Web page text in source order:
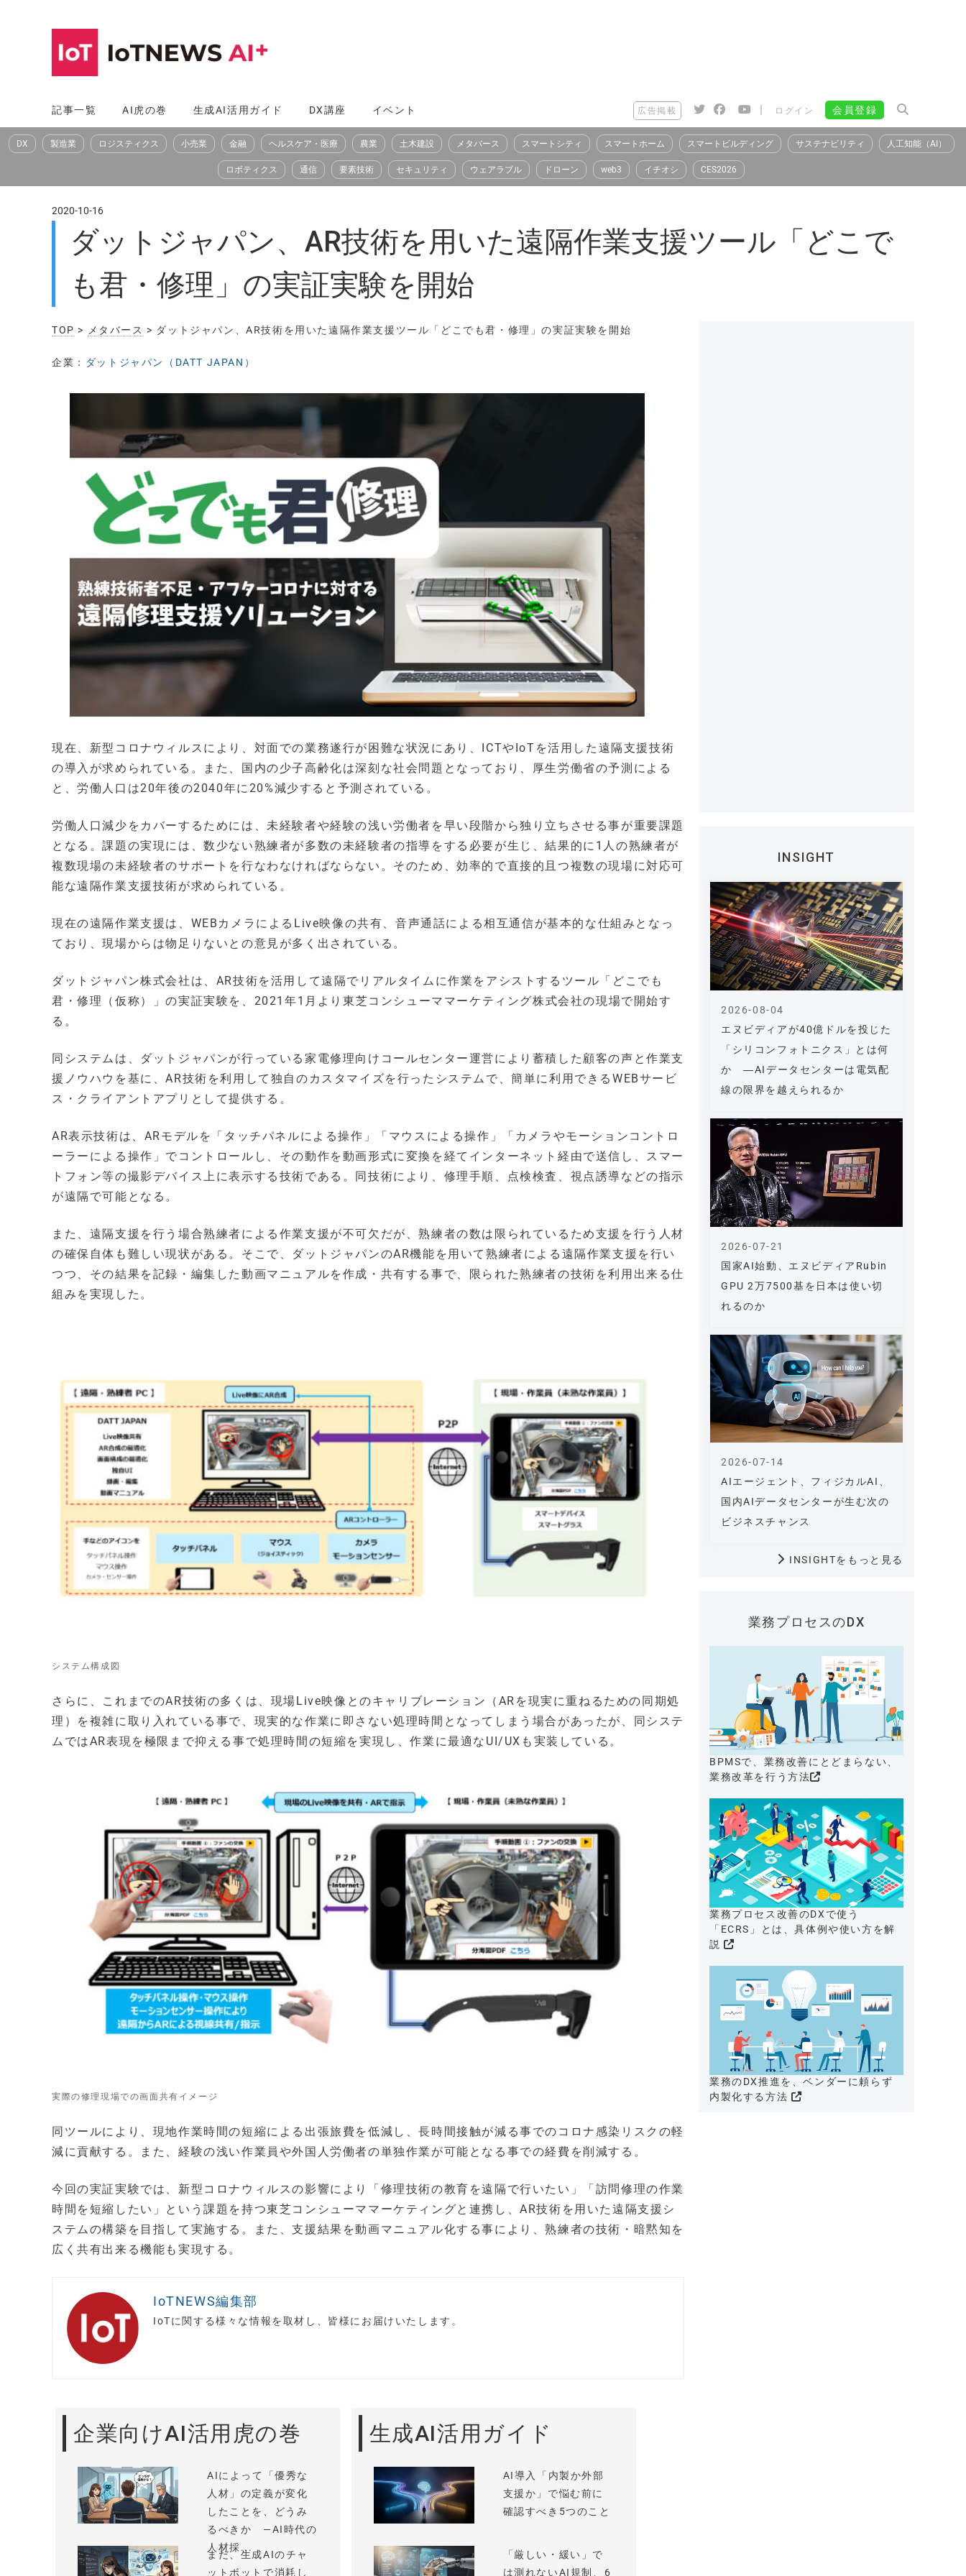
へ
ス
記事一覧 AI虎の巻 生成AI活用ガイド DX講座 イベント 広告掲載 | ログイン 会員登録
DX 製造業 ロジスティクス 小売業 金融 ヘルスケア・医療 農業 土木建設 メタバース スマートシティ スマートホーム スマートビルディング サステナビリティ 人工知能（AI）
ロボティクス 通信 要素技術 セキュリティ ウェアラブル ドローン web3 イチオシ CES2026
2020-10-16
ダットジャパン、AR技術を用いた遠隔作業支援ツール「どこで
も君・修理」の実証実験を開始
TOP > メタバース > ダットジャパン、AR技術を用いた遠隔作業支援ツール「どこでも君・修理」の実証実験を開始
企業： ダットジャパン（DATT JAPAN）
現在、新型コロナウィルスにより、対面での業務遂行が困難な状況にあり、ICTやIoTを活用した遠隔支援技術
の導入が求められている。また、国内の少子高齢化は深刻な社会問題となっており、厚生労働省の予測による
と、労働人口は20年後の2040年に20%減少すると予測されている。
労働人口減少をカバーするためには、未経験者や経験の浅い労働者を早い段階から独り立ちさせる事が重要課題
となる。課題の実現には、数少ない熟練者が多数の未経験者の指導をする必要が生じ、結果的に1人の熟練者が
複数現場の未経験者のサポートを行なわなければならない。そのため、効率的で直接的且つ複数の現場に対応可
能な遠隔作業支援技術が求められている。
現在の遠隔作業支援は、WEBカメラによるLive映像の共有、音声通話による相互通信が基本的な仕組みとなっ
ており、現場からは物足りないとの意見が多く出されている。
ダットジャパン株式会社は、AR技術を活用して遠隔でリアルタイムに作業をアシストするツール「どこでも
君・修理（仮称）」の実証実験を、2021年1月より東芝コンシューママーケティング株式会社の現場で開始す
る。
同システムは、ダットジャパンが行っている家電修理向けコールセンター運営により蓄積した顧客の声と作業支
援ノウハウを基に、AR技術を利用して独自のカスタマイズを行ったシステムで、簡単に利用できるWEBサービ
ス・クライアントアプリとして提供する。
AR表示技術は、ARモデルを「タッチパネルによる操作」「マウスによる操作」「カメラやモーションコントロ
ーラーによる操作」でコントロールし、その動作を動画形式に変換を経てインターネット経由で送信し、スマー
トフォン等の撮影デバイス上に表示する技術である。同技術により、修理手順、点検検査、視点誘導などの指示
が遠隔で可能となる。
また、遠隔支援を行う場合熟練者による作業支援が不可欠だが、熟練者の数は限られているため支援を行う人材
の確保自体も難しい現状がある。そこで、ダットジャパンのAR機能を用いて熟練者による遠隔作業支援を行い
つつ、その結果を記録・編集した動画マニュアルを作成・共有する事で、限られた熟練者の技術を利用出来る仕
組みを実現した。
システム構成図
さらに、これまでのAR技術の多くは、現場Live映像とのキャリブレーション（ARを現実に重ねるための同期処
理）を複雑に取り入れている事で、現実的な作業に即さない処理時間となってしまう場合があったが、同システ
ムではAR表現を極限まで抑える事で処理時間の短縮を実現し、作業に最適なUI/UXも実装している。
実際の修理現場での画面共有イメージ
同ツールにより、現地作業時間の短縮による出張旅費を低減し、長時間接触が減る事でのコロナ感染リスクの軽
減に貢献する。また、経験の浅い作業員や外国人労働者の単独作業が可能となる事での経費を削減する。
今回の実証実験では、新型コロナウィルスの影響により「修理技術の教育を遠隔で行いたい」「訪問修理の作業
時間を短縮したい」という課題を持つ東芝コンシューママーケティングと連携し、AR技術を用いた遠隔支援シ
ステムの構築を目指して実施する。また、支援結果を動画マニュアル化する事により、熟練者の技術・暗黙知を
広く共有出来る機能も実現する。
IoTNEWS編集部
IoTに関する様々な情報を取材し、皆様にお届けいたします。
企業向けAI活用虎の巻
AIによって「優秀な
人材」の定義が変化
したことを、どうみ
るべきか —AI時代の
人材採...
まだ、生成AIのチャ
ットボットで消耗し
生成AI活用ガイド
AI導入「内製か外部
支援か」で悩む前に
確認すべき5つのこと
「厳しい・緩い」で
は測れないAI規制、6
INSIGHT
エヌビディアが40億ドルを投じた
「シリコンフォトニクス」とは何
か ―AIデータセンターは電気配
線の限界を越えられるか
2026-08-04
国家AI始動、エヌビディアRubin
GPU 2万7500基を日本は使い切
れるのか
2026-07-21
AIエージェント、フィジカルAI、
国内AIデータセンターが生む次の
ビジネスチャンス
2026-07-14
INSIGHTをもっと見る
業務プロセスのDX
BPMSで、業務改善にとどまらない、
業務改革を行う方法
業務プロセス改善のDXで使う
「ECRS」とは、具体例や使い方を解
説
業務のDX推進を、ベンダーに頼らず
内製化する方法